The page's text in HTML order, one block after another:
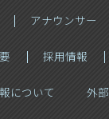
アナウンサー
採用情報
について 外